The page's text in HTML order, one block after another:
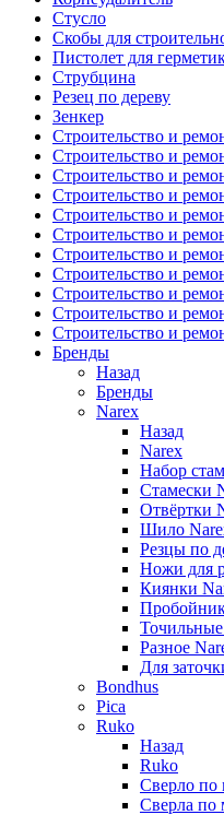
Стусло
Скобы для
Пистолет для
Струбцина
Резец по дереву
Зенкер
Строительство и
Строительство и
Строительство и
Строительство и
Строительство и
Строительство и
Строительство и
Строительство и
Строительство и
Строительство и
Строительство и
Бренды
Назад
Бренды
Narex
Назад
Narex
Набор
Стамески
Отвёртки
Шило
Резцы по
Ножи для
Киянки
Разное
Для
Bondhus
Pica
Ruko
Назад
Ruko
Сверло по
Сверла по